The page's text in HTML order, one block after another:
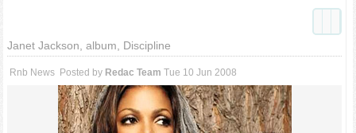
Janet Jackson, album, Discipline
Rnb News Posted by Redac Team Tue 10 Jun 2008